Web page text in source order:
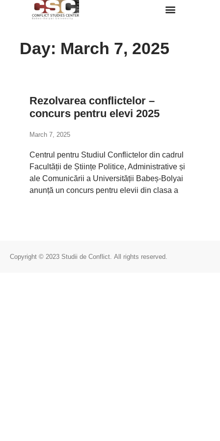
Day: March 7, 2025
Rezolvarea conflictelor –
concurs pentru elevi 2025
March 7, 2025
Centrul pentru Studiul Conflictelor din cadrul
Facultății de Științe Politice, Administrative și
ale Comunicării a Universității Babeș-Bolyai
anunță un concurs pentru elevii din clasa a
Copyright © 2023 Studii de Conflict. All rights reserved.